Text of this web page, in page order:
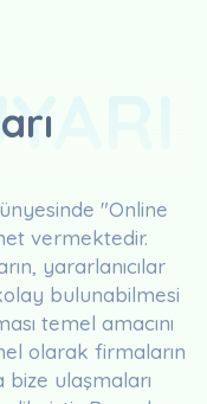
"Online
vermektedir.
yararlanıcılar
bulunabilmesi
temel amacını
olarak firmaların
ulaşmaları